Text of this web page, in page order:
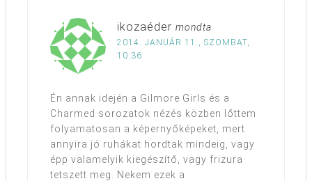
ikozaéder mondta
2014. JANUÁR 11., SZOMBAT,
10:36
Én annak idején a Gilmore Girls és a
Charmed sorozatok nézés közben lőttem
folyamatosan a képernyőképeket, mert
annyira jó ruhákat hordtak mindeig, vagy
épp valamelyik kiegészítő, vagy frizura
tetszett meg. Nekem ezek a